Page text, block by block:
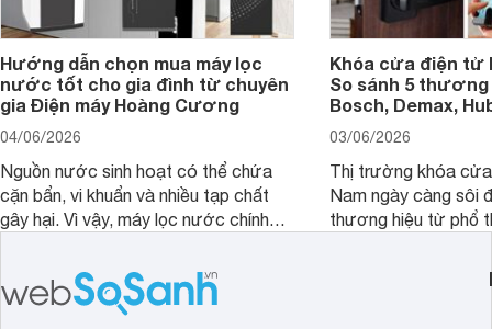
Hướng dẫn chọn mua máy lọc
nước tốt cho gia đình từ chuyên
gia Điện máy Hoàng Cương
04/06/2026
Nguồn nước sinh hoạt có thể chứa
cặn bẩn, vi khuẩn và nhiều tạp chất
gây hại. Vì vậy, máy lọc nước chính
sức khỏe và đảm bảo nguồn nước
sạch cho cả gia đình.
Khóa cửa điện tử
So sánh 5 thương
Bosch, Demax,
03/06/2026
Thị trường khóa
Nam ngày càng sôi
thương hiệu từ phổ
cửa điện tử hãng
sẽ so sánh 5